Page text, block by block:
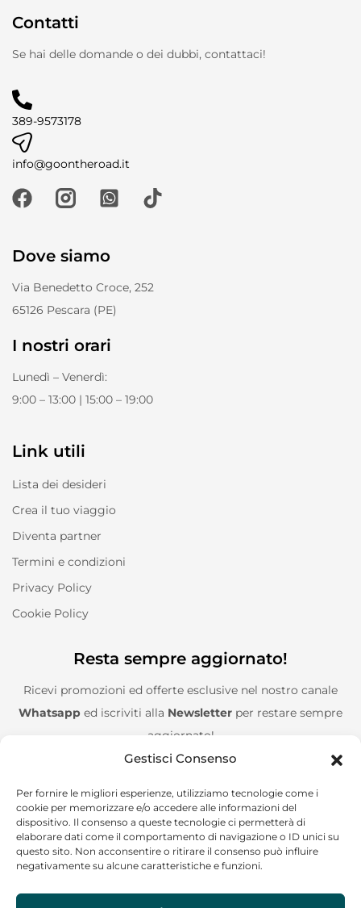
Gestisci Consenso
Per fornire le migliori esperienze, utilizziamo tecnologie come i
cookie per memorizzare e/o accedere alle informazioni del
dispositivo. Il consenso a queste tecnologie ci permetterà di
elaborare dati come il comportamento di navigazione o ID unici su
questo sito. Non acconsentire o ritirare il consenso può influire
negativamente su alcune caratteristiche e funzioni.
Contatti
Se hai delle domande o dei dubbi, contattaci!
389-9573178
info@goontheroad.it
Dove siamo
Via Benedetto Croce, 252
65126 Pescara (PE)
I nostri orari
Lunedì – Venerdì:
9:00 – 13:00 | 15:00 – 19:00
Link utili
Lista dei desideri
Crea il tuo viaggio
Diventa partner
Termini e condizioni
Privacy Policy
Cookie Policy
Resta sempre aggiornato!
Ricevi promozioni ed offerte esclusive nel nostro canale
Whatsapp ed iscriviti alla Newsletter per restare sempre
aggiornato!
Aggiungimi alla Newsletter!